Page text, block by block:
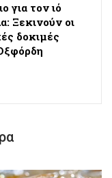
για τον ιό
Ξεκινούν οι
δοκιμές